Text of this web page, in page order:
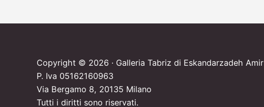
Copyright © 2026 · Galleria Tabriz di Eskandarzadeh Amir
P. Iva 05162160963
Via Bergamo 8, 20135 Milano
Tutti i diritti sono riservati.